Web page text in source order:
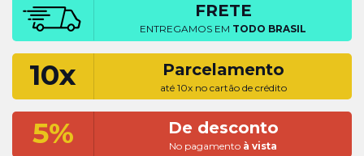
FRETE
ENTREGAMOS EM TODO BRASIL
10x Parcelamento
até 10x no cartão de crédito
5% De desconto
No pagamento à vista